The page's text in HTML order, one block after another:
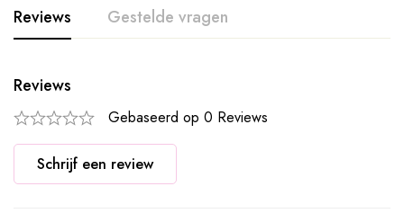
Reviews Gestelde vragen
Reviews
Gebaseerd op 0 Reviews
Schrijf een review